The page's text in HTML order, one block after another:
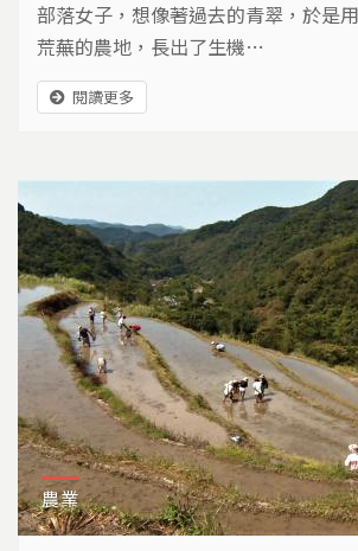
部落女子，想像著過去的青翠，於是
荒蕪的農地，長出了生機…
閱讀更多
農業